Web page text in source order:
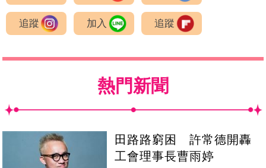
追蹤 加入 追蹤
熱門新聞
田路路窮困 許常德開轟
工會理事長曹雨婷